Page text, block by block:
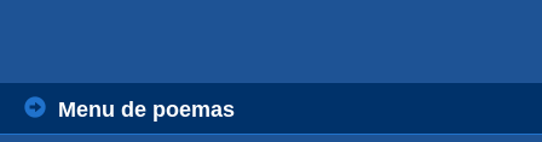
Menu de poemas